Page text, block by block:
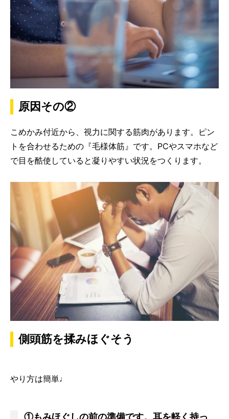
原因その②
こめかみ付近から、視力に関する筋肉があります。ピン
トを合わせるための『毛様体筋』です。PCやスマホなど
で目を酷使していると凝りやすい状況をつくります。
側頭筋を揉みほぐそう
やり方は簡単♩